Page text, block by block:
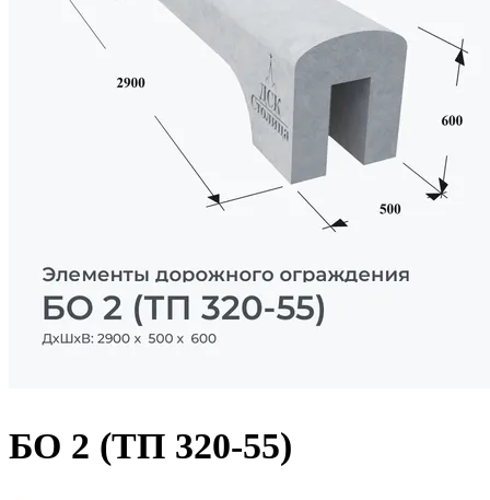
БО 2 (ТП 320-55)